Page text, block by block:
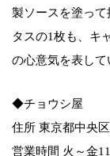
製ソースを塗っ
タスの1枚も、キ
の心意気を表して
◆チョウシ屋
住所 東京都中央
営業時間 火～金